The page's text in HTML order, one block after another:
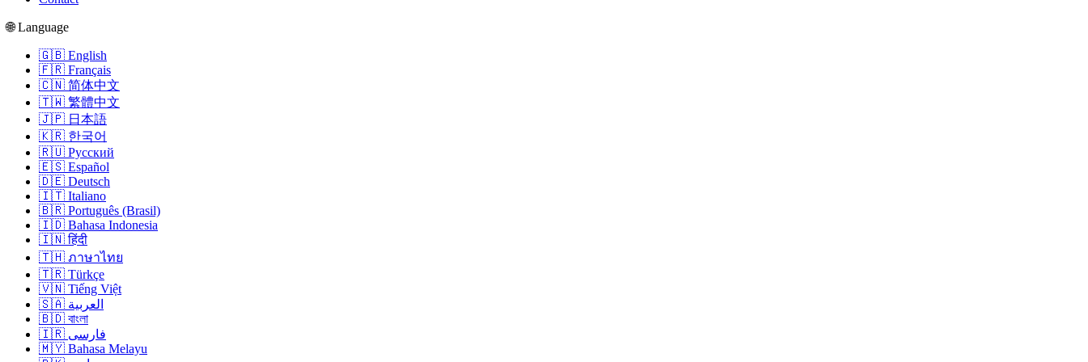
🌐 Language
🇬🇧 English
🇫🇷 Français
🇨🇳 简体中文
🇹🇼 繁體中文
🇯🇵 日本語
🇰🇷 한국어
🇷🇺 Русский
🇪🇸 Español
🇩🇪 Deutsch
🇮🇹 Italiano
🇧🇷 Português (Brasil)
🇮🇩 Bahasa Indonesia
🇮🇳 हिंदी
🇹🇭 ภาษาไทย
🇹🇷 Türkçe
🇻🇳 Tiếng Việt
🇸🇦 العربية
🇧🇩 বাংলা
🇮🇷 فارسی
🇲🇾 Bahasa Melayu